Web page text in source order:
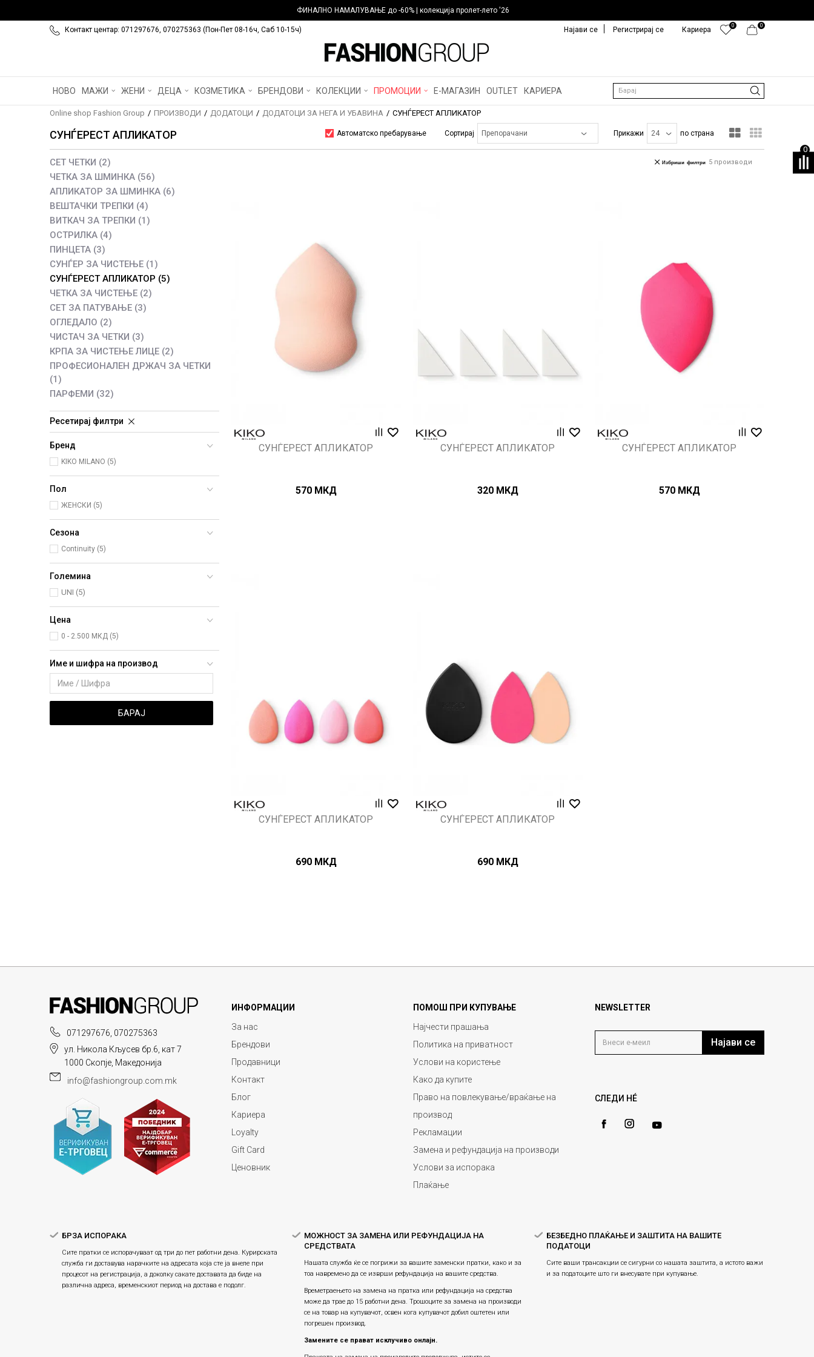
ФИНАЛНО НАМАЛУВАЊЕ до -60% | колекција пролет-лето '26
Контакт центар: 071297676, 070275363 (Пон-Пет 08-16ч, Саб 10-15ч) 0
0
Кариера
Најави се Регистрирај се
НОВО МАЖИ ЖЕНИ ДЕЦА КОЗМЕТИКА БРЕНДОВИ КОЛЕКЦИИ ПРОМОЦИИ Е-МАГАЗИН OUTLET КАРИЕРА Барај
0
Online shop Fashion Group ПРОИЗВОДИ ДОДАТОЦИ ДОДАТОЦИ ЗА НЕГА И УБАВИНА СУНЃЕРЕСТ АПЛИКАТОР
СУНЃЕРЕСТ АПЛИКАТОР Автоматско пребарување Сортирај Прикажи по страна
СЕТ ЧЕТКИ (2)
ЧЕТКА ЗА ШМИНКА (56)
АПЛИКАТОР ЗА ШМИНКА (6)
ВЕШТАЧКИ ТРЕПКИ (4)
ВИТКАЧ ЗА ТРЕПКИ (1)
ОСТРИЛКА (4)
ПИНЦЕТА (3)
СУНЃЕР ЗА ЧИСТЕЊЕ (1)
СУНЃЕРЕСТ АПЛИКАТОР (5)
ЧЕТКА ЗА ЧИСТЕЊЕ (2)
СЕТ ЗА ПАТУВАЊЕ (3)
ОГЛЕДАЛО (2)
ЧИСТАЧ ЗА ЧЕТКИ (3)
КРПА ЗА ЧИСТЕЊЕ ЛИЦЕ (2)
ПРОФЕСИОНАЛЕН ДРЖАЧ ЗА ЧЕТКИ
(1)
ПАРФЕМИ (32)
Ресетирај филтри
Бренд
KIKO MILANO (5)
Пол
ЖЕНСКИ (5)
Сезона
Continuity (5)
Големина
UNI (5)
Цена
0 - 2.500 МКД (5)
Име и шифра на производ
БАРАЈ
5 производи
Избриши филтри
СУНЃЕРЕСТ АПЛИКАТОР
570 МКД
СУНЃЕРЕСТ АПЛИКАТОР
320 МКД
СУНЃЕРЕСТ АПЛИКАТОР
570 МКД
СУНЃЕРЕСТ АПЛИКАТОР
690 МКД
Uporedi
СУНЃЕРЕСТ АПЛИКАТОР
690 МКД
071297676, 070275363
ул. Никола Кљусев бр.6, кат 7
1000 Скопје, Македонија
info@fashiongroup.com.mk
ИНФОРМАЦИИ
За нас
Брендови
Продавници
Контакт
Блог
Кариера
Loyalty
Gift Card
Ценовник
ПОМОШ ПРИ КУПУВАЊЕ
Најчести прашања
Политика на приватност
Услови на користење
Како да купите
Право на повлекување/враќање на
производ
Рекламации
Замена и рефундација на производи
Услови за испорака
Плаќање
NEWSLETTER
Најави се
СЛЕДИ НÉ
БРЗА ИСПОРАКА
Сите пратки се испорачуваат од три до пет работни дена. Курирската
служба ги доставува нарачките на адресата која сте ја внеле при
процесот на регистрација, а доколку сакате доставата да биде на
различна адреса, временскиот период на достава е подолг.
МОЖНОСТ ЗА ЗАМЕНА ИЛИ РЕФУНДАЦИЈА НА
СРЕДСТВАТА
Нашата служба ќе се погрижи за вашите заменски пратки, како и за
тоа навремено да се изврши рефундација на вашите средства.
Времетраењето на замена на пратка или рефундацијa на средства
може да трае до 15 работни дена. Трошоците за замена на производи
се на товар на купувачот, освен кога купувачот добил оштетен или
погрешен производ.
Замените се прават исклучиво онлајн.
БЕЗБЕДНО ПЛАЌАЊЕ И ЗАШТИТА НА ВАШИТЕ
ПОДАТОЦИ
Сите ваши трансакции се сигурни со нашата заштита, а истото важи
и за податоците што ги внесувате при купување.